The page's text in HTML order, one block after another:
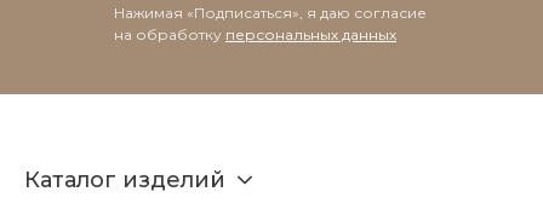
Нажимая «Подписаться», я даю согласие
на обработку персональных данных
Каталог изделий